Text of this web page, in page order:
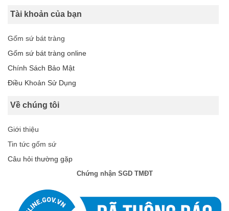
Tài khoản của bạn
Gốm sứ bát tràng
Gốm sứ bát tràng online
Chính Sách Bảo Mật
Điều Khoản Sử Dụng
Về chúng tôi
Giới thiệu
Tin tức gốm sứ
Câu hỏi thường gặp
Chứng nhận SGD TMĐT